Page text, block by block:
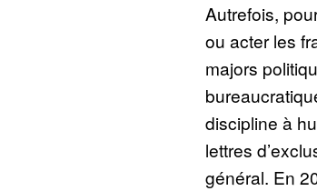
Autrefois,
ou acter les
majors
discipline à
lettres
général. En